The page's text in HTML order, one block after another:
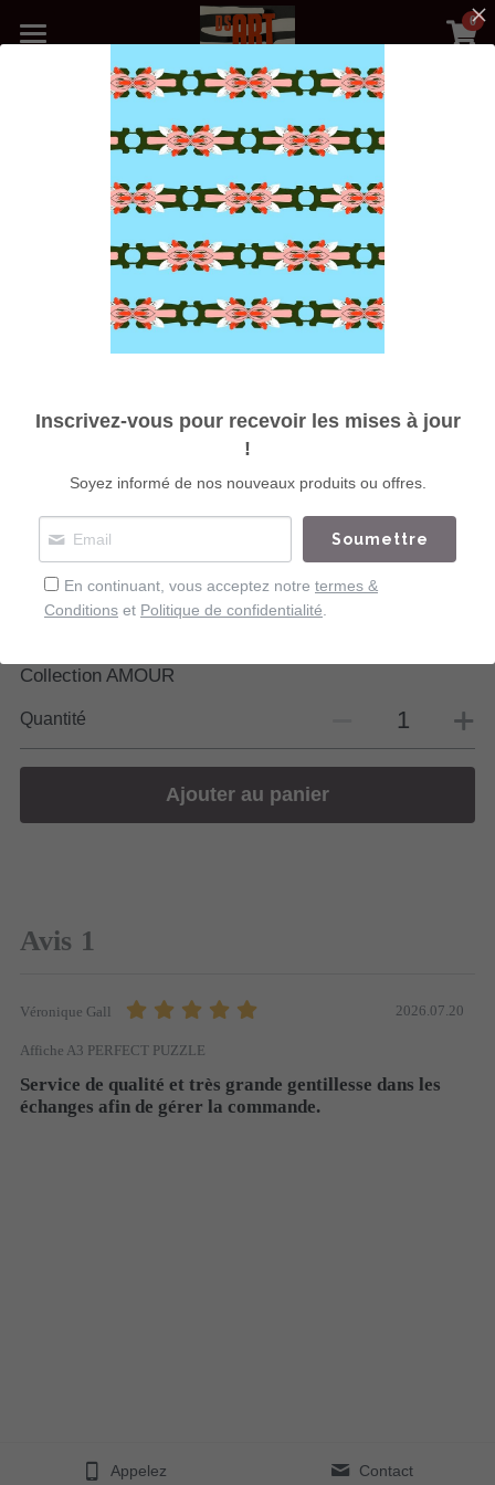
0
Accueil
Boutique
Médias
Nos Artistes
Rechercher
Précédent
40,00 €
Impression sur papier d'Art
Format A3
Collection AMOUR
Quantité
Ajouter au panier
Avis 1
Véronique Gall 2026.07.20
Affiche A3 PERFECT PUZZLE
Service de qualité et très grande gentillesse dans les
échanges afin de gérer la commande.
×
LES CATÉGORIES DE LA BOUTIQUE
Toutes les catégories
Appelez Contact
Inscrivez-vous pour recevoir les mises à jour
!
Soyez informé de nos nouveaux produits ou offres.
Soumettre
En continuant, vous acceptez notre termes &
Conditions et Politique de confidentialité